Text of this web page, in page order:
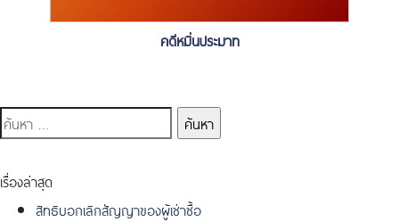
คดีหมิ่นประมาท
ค้นหา
สำหรับ:
เรื่องล่าสุด
สิทธิบอกเลิกสัญญาของผู้เช่าซื้อ